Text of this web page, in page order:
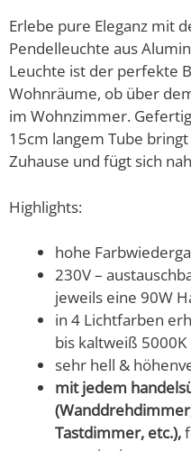
Erlebe pure Eleganz mit
Pendelleuchte aus
Leuchte ist der perfekte
Wohnräume, ob über
im Wohnzimmer.
15cm langem Tube
Zuhause und fügt sich
Highlights:
hohe
230V –
jeweils eine 90W
in 4 Lichtfarben
bis kaltweiß 5000K
sehr hell &
mit jedem
Tastdimmer, etc.),